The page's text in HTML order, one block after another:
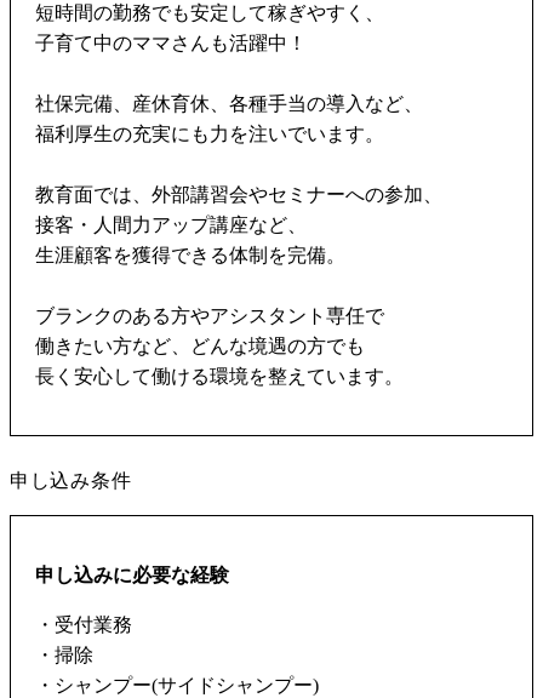
短時間の勤務でも安定して稼ぎやすく、
子育て中のママさんも活躍中！
社保完備、産休育休、各種手当の導入など、
福利厚生の充実にも力を注いでいます。
教育面では、外部講習会やセミナーへの参加、
接客・人間力アップ講座など、
生涯顧客を獲得できる体制を完備。
ブランクのある方やアシスタント専任で
働きたい方など、どんな境遇の方でも
長く安心して働ける環境を整えています。
申し込み条件
申し込みに必要な経験
・受付業務
・掃除
・シャンプー(サイドシャンプー)